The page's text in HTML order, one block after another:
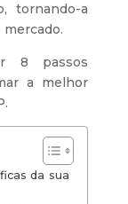
tornando-a
8 passos
a melhor
da sua